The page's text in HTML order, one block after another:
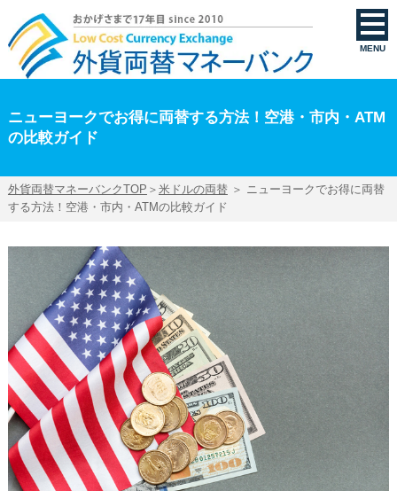
MENU
ニューヨークでお得に両替する方法！空港・市内・ATMの比較ガイド | 外貨両替マネーバ
ニューヨークでお得に両替する方法！空港・市内・ATM
の比較ガイド
外貨両替マネーバンクTOP ＞ 米ドルの両替 ＞ ニューヨークでお得に両替
する方法！空港・市内・ATMの比較ガイド